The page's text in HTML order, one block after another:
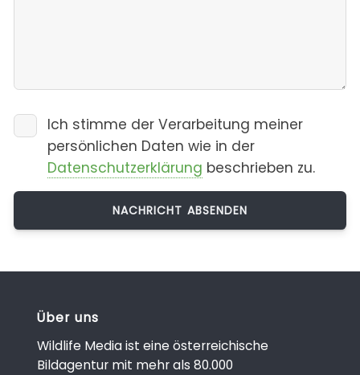
Ich stimme der Verarbeitung meiner
persönlichen Daten wie in der
Datenschutzerklärung beschrieben zu.
Über uns
Wildlife Media ist eine österreichische
Bildagentur mit mehr als 80.000